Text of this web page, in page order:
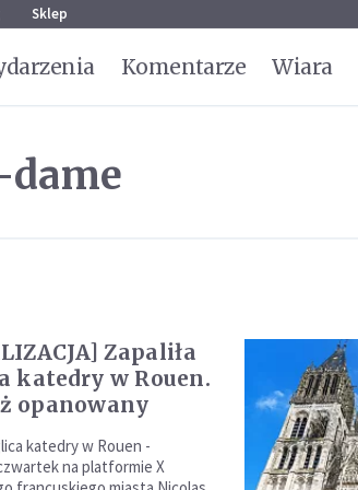
Sklep
Komentarze Wiara
Zapaliła
katedry w Rouen.
opanowany
katedry w Rouen -
na platformie X